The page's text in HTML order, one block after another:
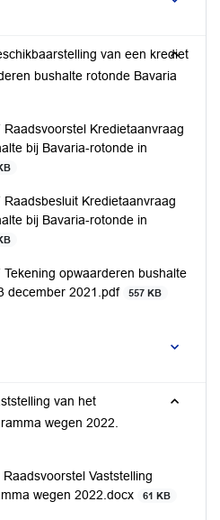
van een krediet
bushalte rotonde Bavaria
Raadsvoorstel Kredietaanvraag
bij Bavaria-rotonde in
Raadsbesluit Kredietaanvraag
bij Bavaria-rotonde in
Tekening opwaarderen bushalte
december 2021.pdf
557 KB
van het
wegen 2022.
Vaststelling
wegen 2022.docx
61 KB